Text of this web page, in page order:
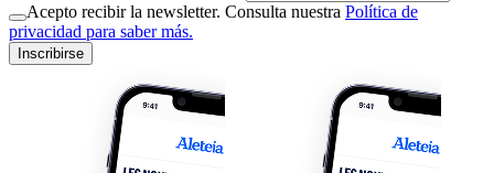
Acepto recibir la newsletter. Consulta nuestra Política de
privacidad para saber más.
Inscribirse